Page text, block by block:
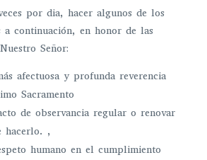
por dia, hacer algunos de los
a continuación, en honor de las
Señor:
afectuosa y profunda reverencia
Sacramento
de observancia regular o renovar
hacerlo. ,
humano en el cumplimiento